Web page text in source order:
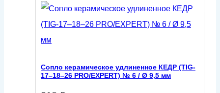
Сопло керамическое удлиненное КЕДР (TIG-
17–18–26 PRO/EXPERT) № 6 / Ø 9,5 мм